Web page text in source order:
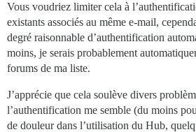
Vous voudriez limiter cela à
existants associés au même e-mail,
degré raisonnable d’authentification
moins, je serais probablement
forums de ma liste.
J’apprécie que cela soulève divers
l’authentification me semble (du moins
de douleur dans l’utilisation du Hub,